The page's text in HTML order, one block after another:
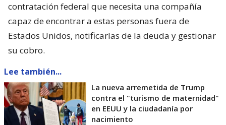
contratación federal que necesita una compañía
capaz de encontrar a estas personas fuera de
Estados Unidos, notificarlas de la deuda y gestionar
su cobro.
Lee también...
La nueva arremetida de Trump
contra el "turismo de maternidad"
en EEUU y la ciudadanía por
nacimiento